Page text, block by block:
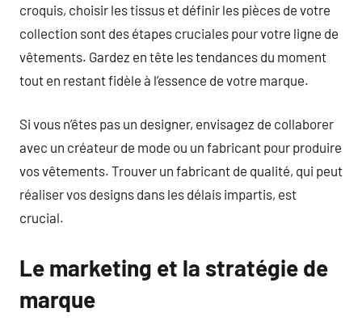
croquis, choisir les tissus et définir les pièces de votre
collection sont des étapes cruciales pour votre ligne de
vêtements. Gardez en tête les tendances du moment
tout en restant fidèle à l’essence de votre marque.
Si vous n’êtes pas un designer, envisagez de collaborer
avec un créateur de mode ou un fabricant pour produire
vos vêtements. Trouver un fabricant de qualité, qui peut
réaliser vos designs dans les délais impartis, est
crucial.
Le marketing et la stratégie de
marque